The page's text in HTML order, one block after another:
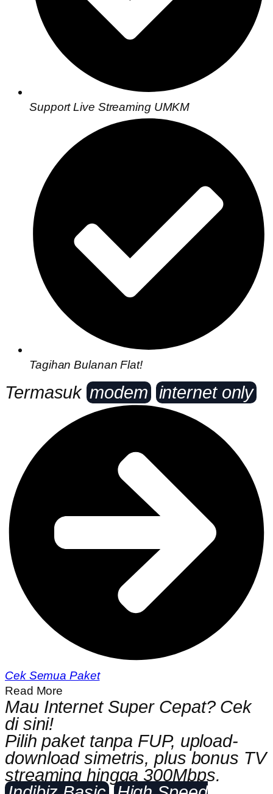
Support Live Streaming UMKM
Tagihan Bulanan Flat!
Termasukmodem internet only
Cek Semua Paket
Read More
Mau Internet Super Cepat? Cek
di sini!
Pilih paket tanpa FUP, upload-
download simetris, plus bonus TV
streaming hingga 300Mbps.